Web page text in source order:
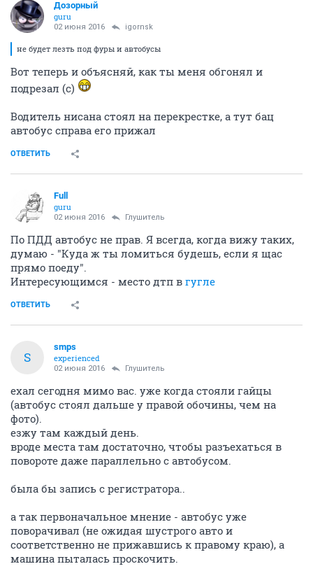
Дозорный
guru
02 июня 2016 igornsk
не будет лезть под фуры и автобусы
Вот теперь и объясняй, как ты меня обгонял и
подрезал (с)
Водитель нисана стоял на перекрестке, а тут бац
автобус справа его прижал
ОТВЕТИТЬ
Full
guru
02 июня 2016 Глушитель
По ПДД автобус не прав. Я всегда, когда вижу таких,
думаю - "Куда ж ты ломиться будешь, если я щас
прямо поеду".
Интересующимся - место дтп в гугле
ОТВЕТИТЬ
S
smps
experienced
02 июня 2016 Глушитель
ехал сегодня мимо вас. уже когда стояли гайцы
(автобус стоял дальше у правой обочины, чем на
фото).
езжу там каждый день.
вроде места там достаточно, чтобы разъехаться в
повороте даже параллельно с автобусом.
была бы запись с регистратора..
а так первоначальное мнение - автобус уже
поворачивал (не ожидая шустрого авто и
соответственно не прижавшись к правому краю), а
машина пыталась проскочить.